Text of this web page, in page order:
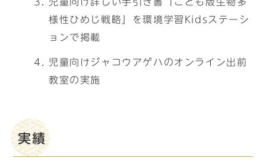
様性ひめじ戦略」を環境学習Kidsステーシ
ョンで掲載
児童向けジャコウアゲハのオンライン出前
教室の実施
実績